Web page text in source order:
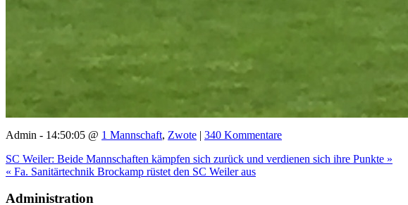
Admin - 14:50:05 @ 1 Mannschaft, Zwote | 340 Kommentare
SC Weiler: Beide Mannschaften kämpfen sich zurück und verdienen sich ihre Punkte »
« Fa. Sanitärtechnik Brockamp rüstet den SC Weiler aus
Administration